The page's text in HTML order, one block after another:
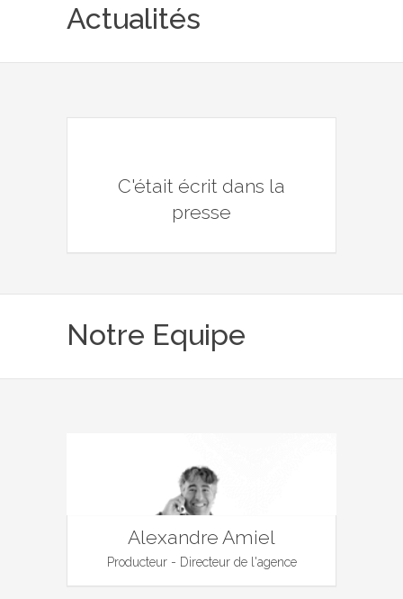
Actualités
C'était écrit dans la
presse
Notre Equipe
Alexandre Amiel
Producteur - Directeur de l'agence